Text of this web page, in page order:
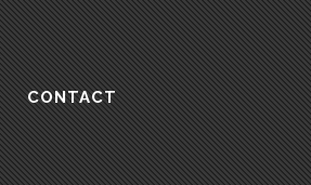
CONTACT